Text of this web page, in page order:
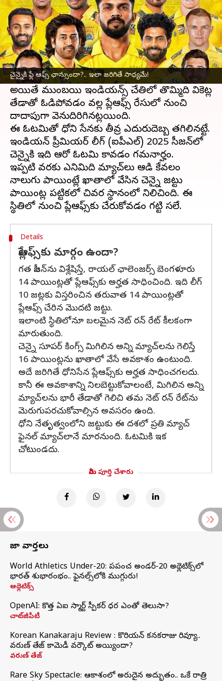
చైన్నైకి ఫ్లే ఆఫ్స్ ఛాన్సుందా?.. ఇలా జరిగితే సాధ్యమే!
వ్రాసిన వారు Jayachandra Akuri Apr 21, 2025 01:49 pm
ఈ వార్తాకథనం ఏంటి
వాంఖడే స్టేడియంలో జరిగిన అత్యంత కీలకమైన
మ్యాచ్‌లోచైన్నై సూపర్ కింగ్స్(CSK) తక్కువ
పర్సెంటేజ్ ఆశలతో మైదానంలోకి దిగింది.
అయితే ముంబయి ఇండియన్స్ చేతిలో తొమ్మిది వికెట్ల
తేడాతో ఓడిపోవడం వల్ల ప్లేఆఫ్స్ రేసులో నుంచి
దాదాపుగా వెనుదిరిగినట్లయింది.
ఈ ఓటమితో ధోని సేనకు తీవ్ర ఎదురుదెబ్బ తగిలినట్టే.
ఇండియన్ ప్రీమియర్ లీగ్ (ఐపీఎల్) 2025 సీజన్‌లో
చెన్నైకి ఇది ఆరో ఓటమి కావడం గమనార్హం.
ఇప్పటి వరకు ఎనిమిది మ్యాచ్‌లు ఆడి కేవలం
నాలుగు పాయింట్లే ఖాతాలో వేసిన చెన్నై జట్టు
పాయింట్ల పట్టికలో చివర స్థానంలో నిలిచింది. ఈ
Details
ప్లేఆఫ్స్‌కు మార్గం ఉందా?
గత సీజన్‌ను విశ్లేషిస్తే, రాయల్ ఛాలెంజర్స్ బెంగళూరు
14 పాయింట్లతో ప్లేఆఫ్స్‌కు అర్హత సాధించింది. ఇది లీగ్
10 జట్లకు విస్తరించిన తరువాత 14 పాయింట్లతో
ప్లేఆఫ్స్ చేరిన మొదటి జట్టు.
ఇలాంటి స్థితిలోనూ బలమైన నెట్ రన్ రేట్ కీలకంగా
మారుతుంది.
చెన్నై సూపర్ కింగ్స్ మిగిలిన అన్ని మ్యాచ్‌లను గెలిస్తే
16 పాయింట్లను ఖాతాలో వేసే అవకాశం ఉంటుంది.
అదే జరిగితే ధోనిసేన ప్లేఆఫ్స్‌కు అర్హత సాధించగలదు.
కానీ ఈ అవకాశాన్ని నిలబెట్టుకోవాలంటే, మిగిలిన అన్ని
మ్యాచ్‌లను భారీ తేడాతో గెలిచి తమ నెట్ రన్ రేట్‌ను
మెరుగుపరచుకోవాల్సిన అవసరం ఉంది.
ధోని నేతృత్వంలోని జట్టుకు ఈ దశలో ప్రతి మ్యాచ్
ఫైనల్‌ మ్యాచ్‌లానే మారనుంది. ఓటమికి ఇక
చోటుండదు.
మీరు పూర్తి చేశారు
తాజా వార్తలు
World Athletics Under-20: ప్రపంచ అండర్-20 అథ్లెటిక్స్‌లో
భారత్‌ శుభారంభం.. ఫైనల్స్‌లోకి ముగ్గురు!
అథ్లెటిక్స్
OpenAI: కొత్త ఏఐ స్మార్ట్ స్పీకర్ ధర ఎంతో తెలుసా?
చాట్‌జీపీటీ
Korean Kanakaraju Review : కొరియన్ కనకరాజు రివ్యూ..
వరుణ్ తేజ్ కామెడీ వర్కౌట్ అయ్యిందా?
వరుణ్ తేజ్
Rare Sky Spectacle: ఆకాశంలో అరుదైన అద్భుతం.. ఒకే రాత్రి